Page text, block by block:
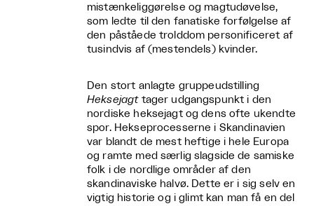
mistænkeliggørelse og magtudøvelse,
som ledte til den fanatiske forfølgelse af
den påståede trolddom personificeret af
tusindvis af (mestendels) kvinder.
Den stort anlagte gruppeudstilling
Heksejagttager udgangspunkt i den
nordiske heksejagt og dens ofte ukendte
spor. Hekseprocesserne i Skandinavien
var blandt de mest heftige i hele Europa
og ramte med særlig slagside de samiske
folk i de nordlige områder af den
skandinaviske halvø. Dette er i sig selv en
vigtig historie og i glimt kan man få en del